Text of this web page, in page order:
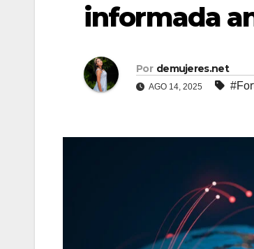
informada
Por demujeres.net
AGO 14, 2025